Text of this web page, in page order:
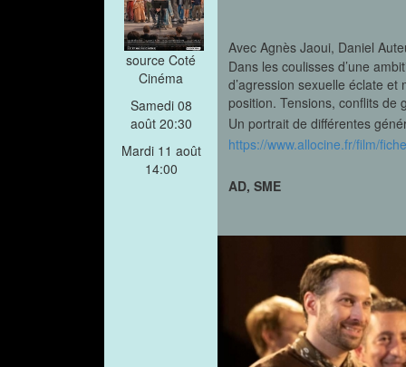
source Coté
Cinéma
Samedi 08
août 20:30
Mardi 11 août
14:00
Avec Agnès Jaoui, Daniel
Dans les coulisses d’une
d’agression sexuelle éclate
position. Tensions, conflits de
Un portrait de différentes
https://www.allocine.fr/film/
AD, SME